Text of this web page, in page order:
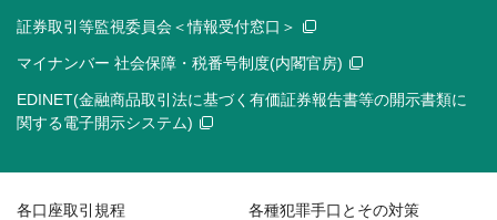
証券取引等監視委員会＜情報受付窓口＞
マイナンバー 社会保障・税番号制度(内閣官房)
EDINET(金融商品取引法に基づく有価証券報告書等の開示書類に
関する電子開示システム)
各口座取引規程 各種犯罪手口とその対策